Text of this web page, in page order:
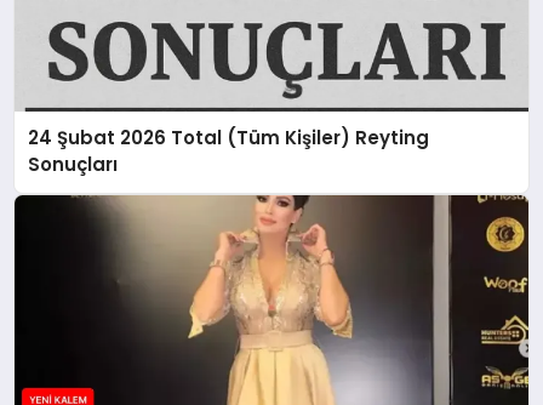
24 Şubat 2026 Total (Tüm Kişiler) Reyting
Sonuçları